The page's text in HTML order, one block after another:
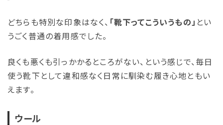
どちらも特別な印象はなく、 「靴下ってこういうもの」 とい
うごく普通の着用感でした。
良くも悪くも引っかかるところがない、という感じで、毎日
使う靴下として違和感なく日常に馴染む履き心地ともい
えます。
ウール